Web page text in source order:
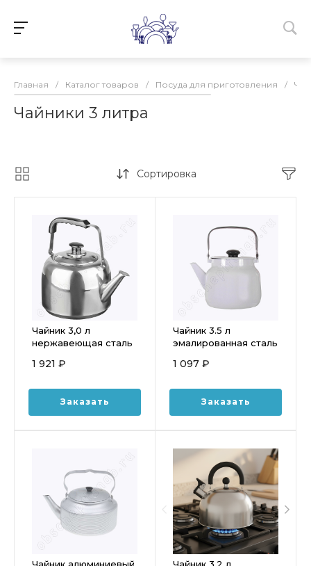
Главная / Каталог товаров / Посуда для приготовления /
Чайники 3 литра
Сортировка
Чайник 3,0 л
нержавеющая сталь
1 921 ₽
Заказать
Чайник 3.5 л
эмалированная сталь
1 097 ₽
Заказать